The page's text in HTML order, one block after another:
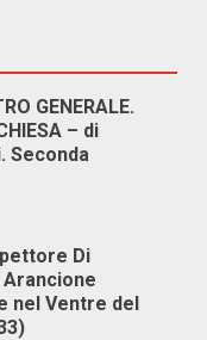
GENERALE.
– di
Seconda
Di
Arancione
nel Ventre del